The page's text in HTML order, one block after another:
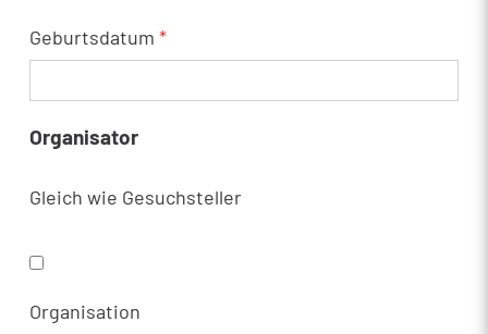
Geburtsdatum *
Organisator
Gleich wie Gesuchsteller
Organisation